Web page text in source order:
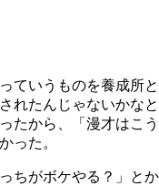
ていうものを養成所と
れたんじゃないかなと
たから、「漫才はこう
った。
ちがボケやる？」とか